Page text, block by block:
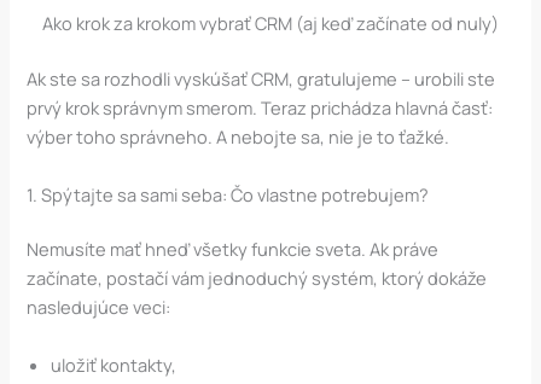
Ako krok za krokom vybrať CRM (aj keď začínate od nuly)
Ak ste sa rozhodli vyskúšať CRM, gratulujeme – urobili ste
prvý krok správnym smerom. Teraz prichádza hlavná časť:
výber toho správneho. A nebojte sa, nie je to ťažké.
1. Spýtajte sa sami seba: Čo vlastne potrebujem?
Nemusíte mať hneď všetky funkcie sveta. Ak práve
začínate, postačí vám jednoduchý systém, ktorý dokáže
nasledujúce veci:
uložiť kontakty,